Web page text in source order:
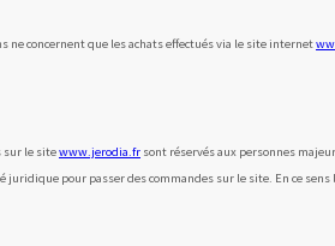
concernent que les achats effec­tués via le site internet
le sitewww.jerodia.fr sont réservés aux personnes
juridique pour passer des commandes sur le site. En ce